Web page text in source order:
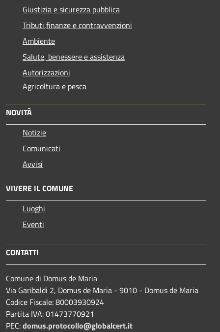
Giustizia e sicurezza pubblica
Tributi,finanze e contravvenzioni
Ambiente
Salute, benessere e assistenza
Autorizzazioni
Agricoltura e pesca
NOVITÀ
Notizie
Comunicati
Avvisi
VIVERE IL COMUNE
Luoghi
Eventi
CONTATTI
Comune di Domus de Maria
Via Garibaldi 2, Domus de Maria - 9010 - Domus de Maria
Codice Fiscale: 80003930924
Partita IVA: 01473770921
PEC:domus.protocollo@globalcert.it